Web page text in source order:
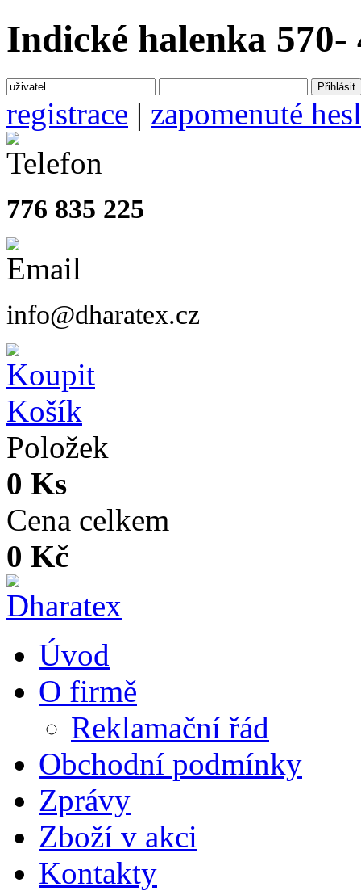
Indické halenka 570-
registrace | zapomenuté
776 835 225
info@dharatex.cz
Košík
Položek
0 Ks
Cena celkem
0 Kč
Úvod
O firmě
Reklamační řád
Obchodní podmínky
Zprávy
Zboží v akci
Kontakty